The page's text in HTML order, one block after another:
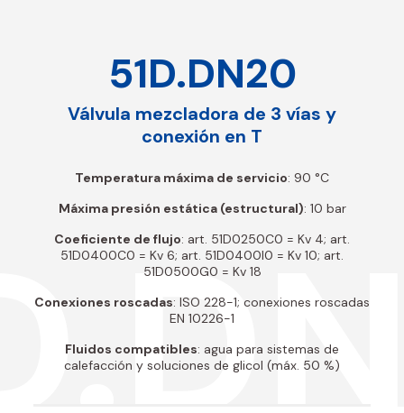
51D.DN20
Válvula mezcladora de 3 vías y
conexión en T
Temperatura máxima de servicio: 90 °C
Máxima presión estática (estructural): 10 bar
Coeficiente de flujo: art. 51D0250C0 = Kv 4; art.
51D0400C0 = Kv 6; art. 51D0400I0 = Kv 10; art.
51D0500G0 = Kv 18
Conexiones roscadas: ISO 228-1; conexiones roscadas
EN 10226-1
Fluidos compatibles: agua para sistemas de
calefacción y soluciones de glicol (máx. 50 %)